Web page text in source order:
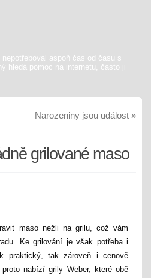
aspoň čas od času s
hledá pomoc na internetu, často ji
Narozeniny jsou událost »
grilované maso
maso nežli na grilu, což vám
Ke grilování je však potřeba i
praktický, tak zároveň i cenově
nabízí grily Weber, které obě